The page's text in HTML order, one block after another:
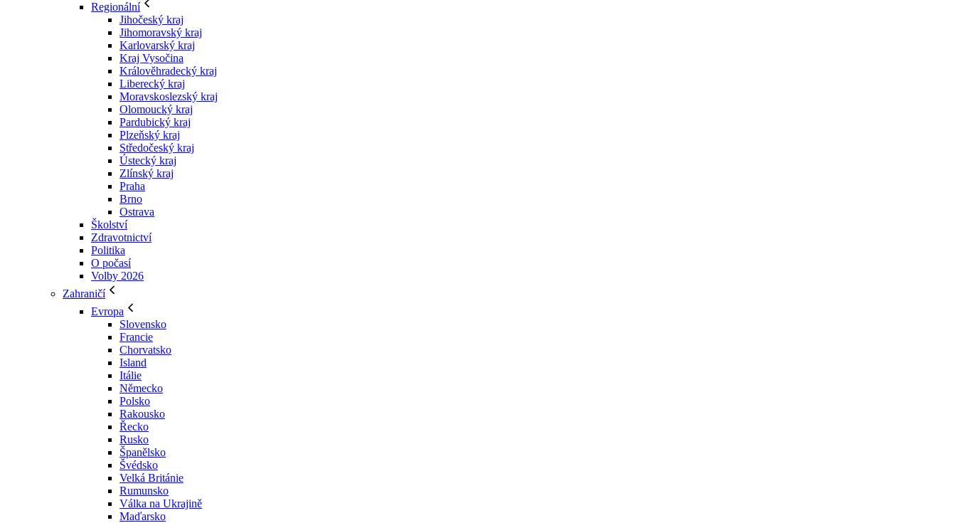
Regionální
Jihočeský kraj
Jihomoravský kraj
Karlovarský kraj
Kraj Vysočina
Králověhradecký kraj
Liberecký kraj
Moravskoslezský kraj
Olomoucký kraj
Pardubický kraj
Plzeňský kraj
Středočeský kraj
Ústecký kraj
Zlínský kraj
Praha
Brno
Ostrava
Školství
Zdravotnictví
Politika
O počasí
Volby 2026
Zahraničí
Evropa
Slovensko
Francie
Chorvatsko
Island
Itálie
Německo
Polsko
Rakousko
Řecko
Rusko
Španělsko
Švédsko
Velká Británie
Rumunsko
Válka na Ukrajině
Maďarsko